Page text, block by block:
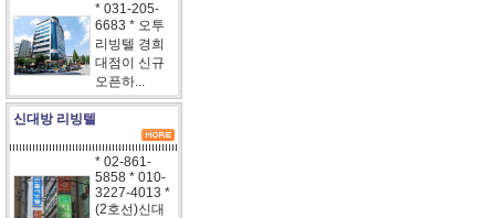
* 031-205-
6683 * 오투
리빙텔 경희
대점이 신규
오픈하...
신대방 리빙텔
* 02-861-
5858 * 010-
3227-4013 *
(2호선)신대